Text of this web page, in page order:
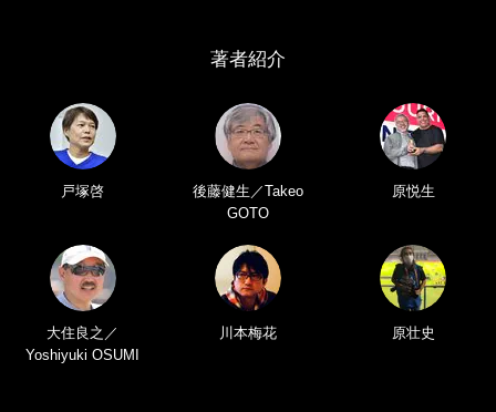
著者紹介
戸塚啓
後藤健生／Takeo
GOTO
原悦生
大住良之／
Yoshiyuki OSUMI
川本梅花 原壮史